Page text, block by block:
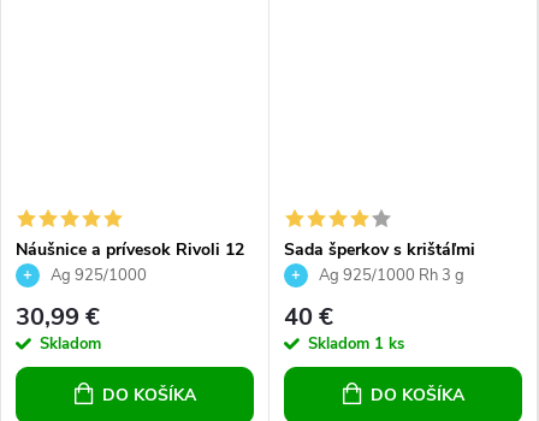
Náušnice a prívesok Rivoli 12
mm 224Ag 925/1000
30,99 €
Skladom
DO KOŠÍKA
Sada šperkov s krištáľmi
Swarovski náušnice a
Ag 925/1000 Rh 3 g
40 €
Skladom 1 ks
DO KOŠÍKA